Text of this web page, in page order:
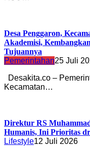
Desa Penggaron,
Akademisi,
Tujuannya
Pemerintahan25 Juli
Desakita.co –
Kecamatan…
Direktur RS
Humanis, Ini Prioritas
Lifestyle12 Juli 2026